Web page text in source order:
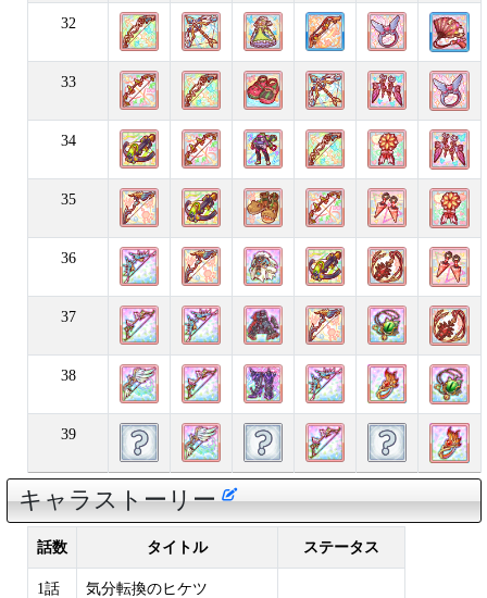
32
33
34
35
36
37
38
39
キャラストーリー
話数 タイトル ステータス
1話 気分転換のヒケツ